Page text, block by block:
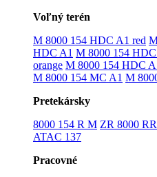
Voľný terén
M 8000 154 HDC A1 red
HDC A1 M 8000 154 HDC
orange M 8000 154 HDC
M 8000 154 MC A1 M
Pretekársky
8000 154 R M ZR 8000
ATAC 137
Pracovné